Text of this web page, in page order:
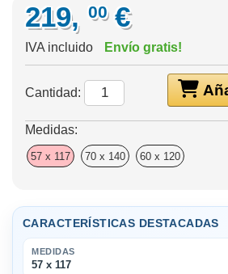
219, 00 €
IVA incluido Envío gratis!
Cantidad:
Medidas:
57 x 117 70 x 140 60 x 120
CARACTERÍSTICAS DESTACADAS
MEDIDAS
57 x 117